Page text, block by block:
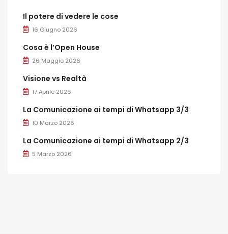
Il potere di vedere le cose
16 Giugno 2026
Cosa è l’Open House
26 Maggio 2026
Visione vs Realtà
17 Aprile 2026
La Comunicazione ai tempi di Whatsapp 3/3
10 Marzo 2026
La Comunicazione ai tempi di Whatsapp 2/3
5 Marzo 2026